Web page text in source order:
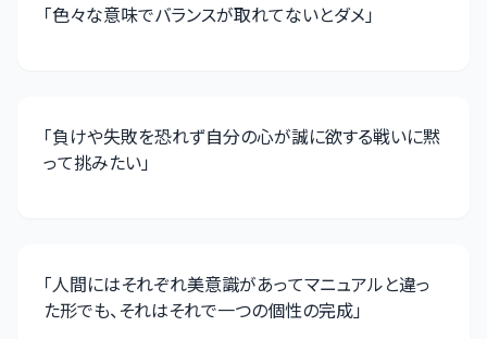
「色々な意味でバランスが取れてないとダメ」
「負けや失敗を恐れず自分の心が誠に欲する戦いに黙
って挑みたい」
「人間にはそれぞれ美意識があってマニュアルと違っ
た形でも、それはそれで一つの個性の完成」